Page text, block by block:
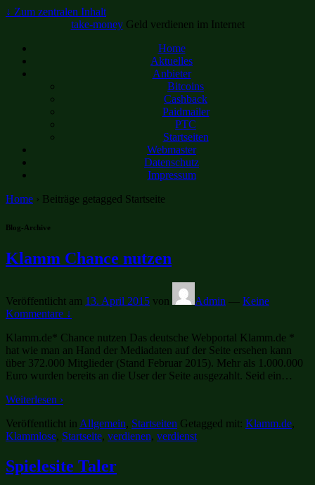
↓ Zum zentralen Inhalt
take-money Geld verdienen im Internet
Home
Aktuelles
Anbieter
Bitcoins
Cashback
Paidmailer
PTC
Startseiten
Webmaster
Datenschutz
Impressum
Home › Beiträge getagged Startseite
Blog-Archive
Klamm Chance nutzen
Veröffentlicht am 13. April 2015 von Admin — Keine
Kommentare ↓
Klamm.de* Chance nutzen Das deutsche Webportal Klamm.de *
hat wie man an Hand der Mediadaten auf der Seite ersehen kann
über 372.000 Mitglieder (Stand Februar 2015). Mehr als 1.000.000
Euro wurden bereits an die User der Seite ausgezahlt. Seid ein…
Weiterlesen ›
Veröffentlicht in Allgemein, Startseiten Getagged mit: Klamm.de,
Klammlose, Startseite, verdienen, verdienst
Spielesite Taler